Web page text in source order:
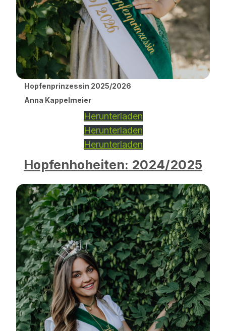
Hopfenprinzessin 2025/2026
Anna Kappelmeier
Herunterladen
Herunterladen
Herunterladen
Hopfenhoheiten: 2024/2025